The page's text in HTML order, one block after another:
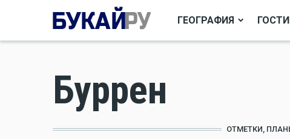
ГЕОГРАФИЯ
Буррен
ОТМЕТКИ,